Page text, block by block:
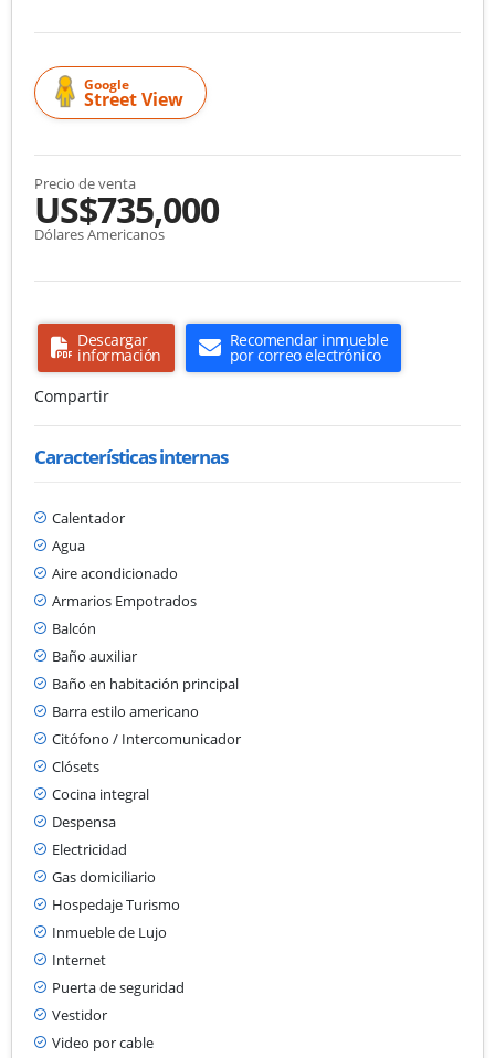
Google
Street View
Precio de venta
US$735,000
Dólares Americanos
Descargar
información
Recomendar inmueble
por correo electrónico
Compartir
Características internas
Calentador
Agua
Aire acondicionado
Armarios Empotrados
Balcón
Baño auxiliar
Baño en habitación principal
Barra estilo americano
Citófono / Intercomunicador
Clósets
Cocina integral
Despensa
Electricidad
Gas domiciliario
Hospedaje Turismo
Inmueble de Lujo
Internet
Puerta de seguridad
Vestidor
Video por cable